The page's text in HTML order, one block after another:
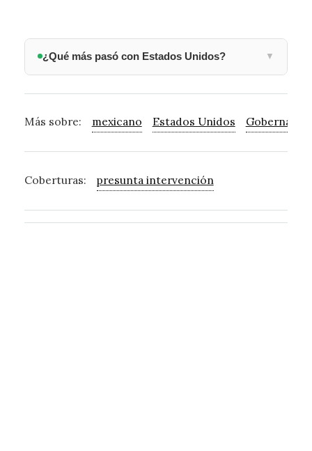
¿Qué más pasó con Estados Unidos? ▼
Más sobre: mexicano Estados Unidos
Coberturas: presunta intervención